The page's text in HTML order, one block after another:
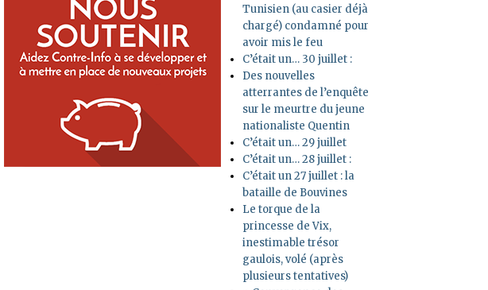
Tunisien (au casier déjà
chargé) condamné pour
avoir mis le feu
C’était un… 30 juillet :
Des nouvelles
atterrantes de l’enquête
sur le meurtre du jeune
nationaliste Quentin
C’était un… 29 juillet
C’était un… 28 juillet :
C’était un 27 juillet : la
bataille de Bouvines
Le torque de la
princesse de Vix,
inestimable trésor
gaulois, volé (après
plusieurs tentatives)